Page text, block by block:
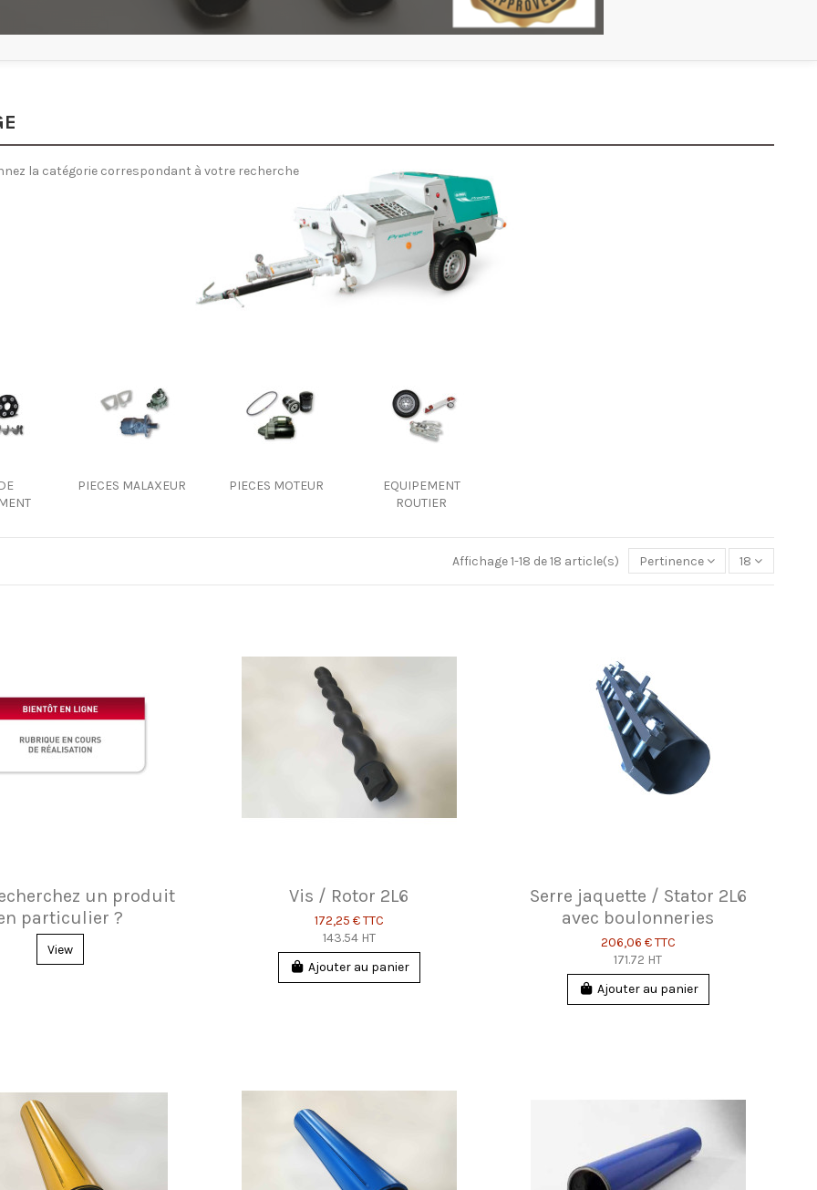
la catégorie correspondant à votre recherche
PIECES MALAXEUR PIECES MOTEUR
EQUIPEMENT
ROUTIER
Affichage 1-18 de 18 article(s) Pertinence 18
un produit
particulier ?
View
Vis / Rotor 2L6
172,25 €TTC
143.54 HT
Ajouter au panier
Serre jaquette / Stator 2L6
avec boulonneries
206,06 €TTC
171.72 HT
Ajouter au panier